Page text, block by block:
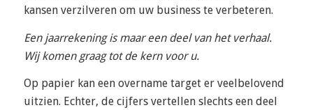
kansen verzilveren om uw business te verbeteren.
Een jaarrekening is maar een deel van het verhaal.
Wij komen graag tot de kern voor u.
Op papier kan een overname target er veelbelovend
uitzien. Echter, de cijfers vertellen slechts een deel